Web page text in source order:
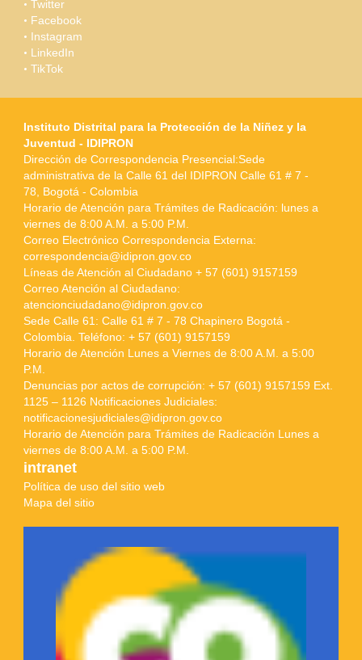
Twitter
Facebook
Instagram
LinkedIn
TikTok
Instituto Distrital para la Protección de la Niñez y la
Juventud - IDIPRON
Dirección de Correspondencia Presencial:Sede
administrativa de la Calle 61 del IDIPRON Calle 61 # 7 -
78, Bogotá - Colombia
Horario de Atención para Trámites de Radicación: lunes a
viernes de 8:00 A.M. a 5:00 P.M.
Correo Electrónico Correspondencia Externa:
correspondencia@idipron.gov.co
Líneas de Atención al Ciudadano + 57 (601) 9157159
Correo Atención al Ciudadano:
atencionciudadano@idipron.gov.co
Sede Calle 61: Calle 61 # 7 - 78 Chapinero Bogotá -
Colombia. Teléfono: + 57 (601) 9157159
Horario de Atención Lunes a Viernes de 8:00 A.M. a 5:00
P.M.
Denuncias por actos de corrupción: + 57 (601) 9157159 Ext.
1125 – 1126 Notificaciones Judiciales:
notificacionesjudiciales@idipron.gov.co
Horario de Atención para Trámites de Radicación Lunes a
viernes de 8:00 A.M. a 5:00 P.M.
intranet
Política de uso del sitio web
Mapa del sitio